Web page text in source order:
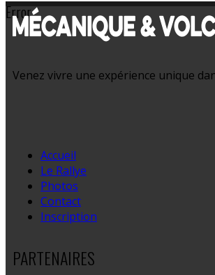
Error
Venez vivre une expérience unique
Accueil
Le Rallye
Photos
Contact
Inscription
PARTENAIRES